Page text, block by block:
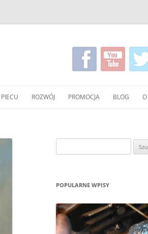
ROZWÓJ
SPALANIE WĘGLA I DREWNA
PROMOCJA
POKAZY EKONOMICZNEGO
ULOTKI I PLAKATY
O PALENIU BEZ DYMU W
BLOG
POPULARNE WPISY